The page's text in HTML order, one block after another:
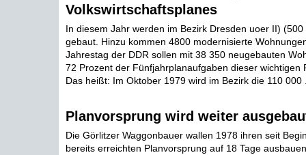
Volkswirtschaftsplanes
In diesem Jahr werden im Bezirk Dresden uoer II)
gebaut. Hinzu kommen 4800 modernisierte
Jahrestag der DDR sollen mit 38 350 neugebauten
72 Prozent der Fünfjahrplanaufgaben dieser wichtigen
Das heißt: Im Oktober 1979 wird im Bezirk die 110 000
Planvorsprung wird weiter
Die Görlitzer Waggonbauer wallen 1978 ihren seit
bereits erreichten Planvorsprung auf 18 Tage